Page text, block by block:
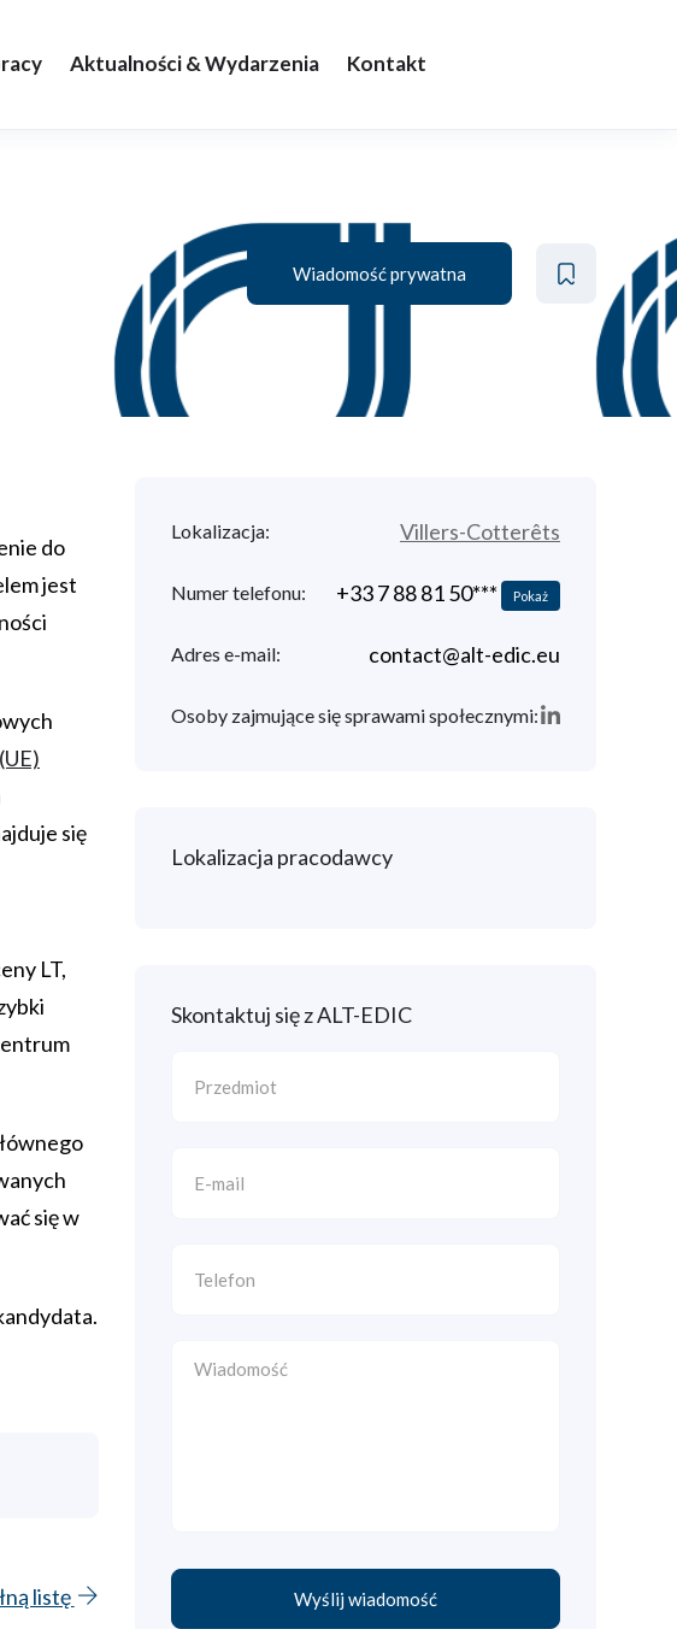
Aktualności & Wydarzenia Kontakt
Wiadomość prywatna
do
jest
się
LT,
się w
listę
Lokalizacja: Villers-Cotterêts
Numer telefonu: +33 7 88 81 50*** Pokaż
Adres e-mail: contact@alt-edic.eu
Osoby zajmujące się sprawami społecznymi:
Lokalizacja pracodawcy
Skontaktuj się z ALT-EDIC
Wyślij wiadomość